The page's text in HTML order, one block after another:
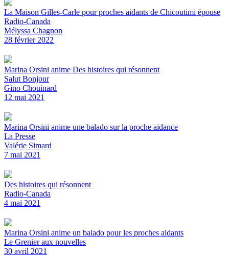
La Maison Gilles-Carle pour proches aidants de Chicoutimi épouse
Radio-Canada
Mélyssa Chagnon
28 février 2022
Marina Orsini anime Des histoires qui résonnent
Salut Bonjour
Gino Chouinard
12 mai 2021
Marina Orsini anime une balado sur la proche aidance
La Presse
Valérie Simard
7 mai 2021
Des histoires qui résonnent
Radio-Canada
4 mai 2021
Marina Orsini anime un balado pour les proches aidants
Le Grenier aux nouvelles
30 avril 2021